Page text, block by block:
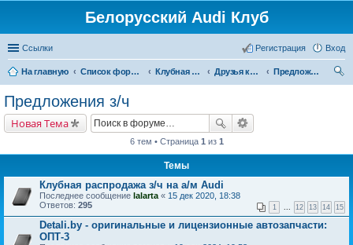
Белорусский Audi Клуб
Ссылки Вход
Регистрация
На главную Список форумов Клубная жизнь Друзья клуба
Предложения з/ч
Предложения з/ч
Новая Тема
6 тем • Страница 1 из 1
Темы
Клубная распродажа з/ч на а/м Audi
Последнее сообщение lalarta « 15 дек 2020, 18:38
Ответов: 295 1 ... 12 13 14 15
Detali.by - оригинальные и лицензионные автозапчасти:
ОПТ-3